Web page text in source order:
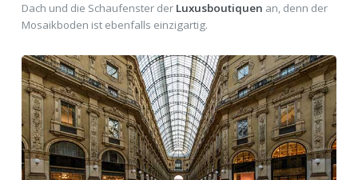
Dach und die Schaufenster der Luxusboutiquen an, denn der
Mosaikboden ist ebenfalls einzigartig.